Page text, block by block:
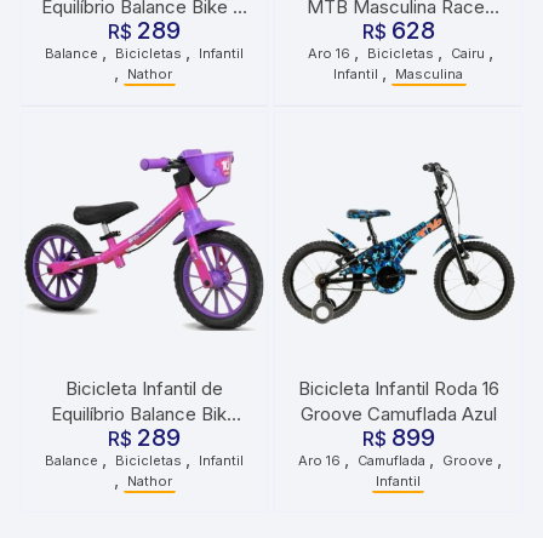
Equilíbrio Balance Bike 12
Fast Nathor Vermelho
R$ 289
Balance Bicicletas Infantil
Nathor
MTB Masculina Racer
Kids Vermelha
R$ 628
Aro 16 Bicicletas Cairu
Infantil Masculina
Bicicleta Infantil de
Equilíbrio Balance Bike
Aro 12 Nathor Rosa Roxo
R$ 289
Balance , Bicicletas , Infantil
, Nathor
Bicicleta Infantil Roda 16
Groove Camuflada Azul
R$ 899
Aro 16 , Camuflada , Groove ,
Infantil